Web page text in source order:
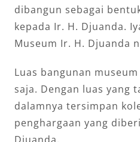
dibangun sebagai
kepada Ir. H. Djuanda.
Museum Ir. H. Djuanda
Luas bangunan
saja. Dengan luas yang
dalamnya tersimpan
penghargaan yang
Djuanda.